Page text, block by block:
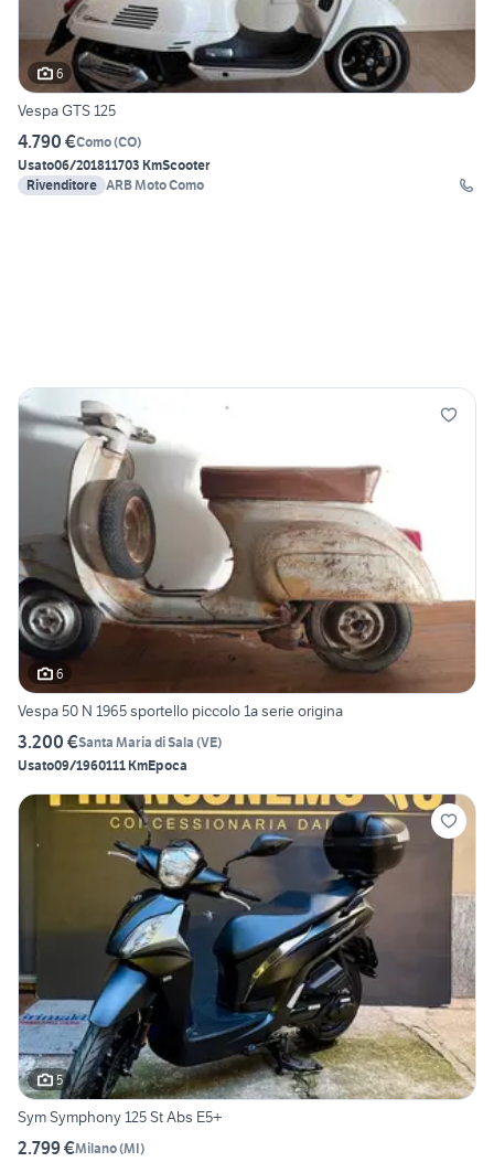
6
Vespa GTS 125
4.790 €Como(CO)
Usato06/201811703 KmScooter
Rivenditore ARB Moto Como
6
Vespa 50 N 1965 sportello piccolo 1a serie origina
3.200 €Santa Maria di Sala (VE)
Usato09/1960111 KmEpoca
5
Sym Symphony 125 St Abs E5+
2.799 €Milano(MI)